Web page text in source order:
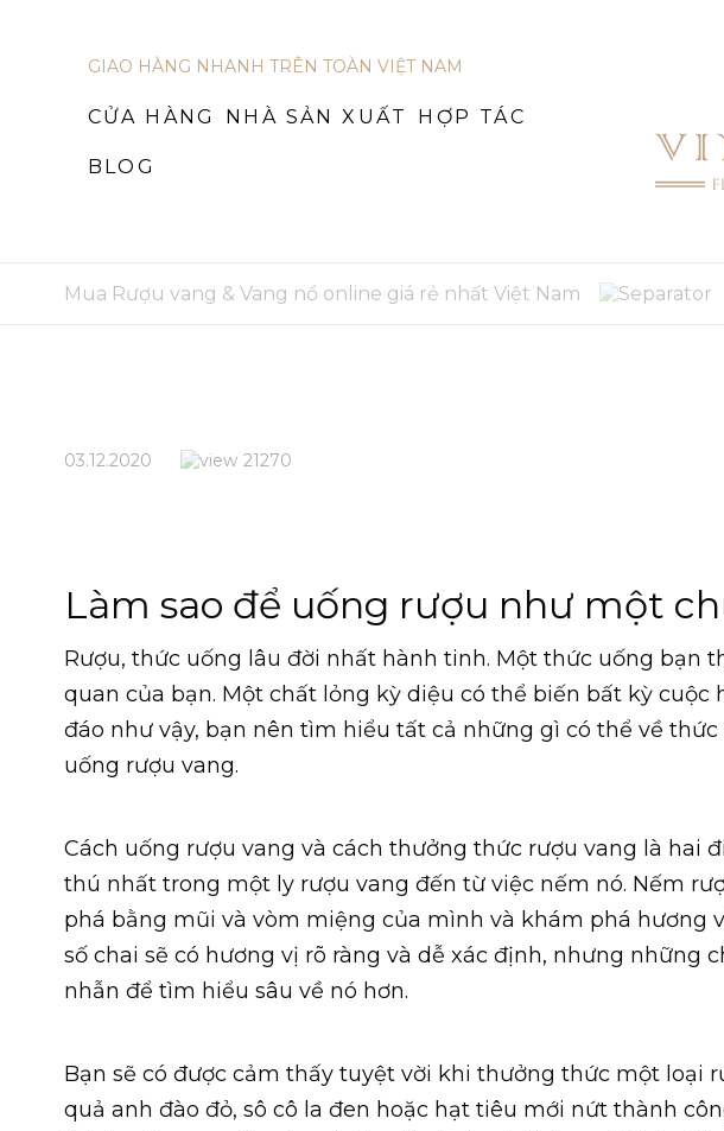
CỬA
HÀNG
NHÀ SẢN
XUẤT
HỢP
TÁC
BLOG
GIAO HÀNG NHANH TRÊN TOÀN VIỆT NAM
CỬA HÀNG NHÀ SẢN XUẤT HỢP TÁC
BLOG
Mua Rượu vang & Vang nổ online giá rẻ nhất Việt Nam
03.12.2020 21270
Làm sao để uống rượu như một
Rượu, thức uống lâu đời nhất hành tinh. Một thức uống bạn
quan của bạn. Một chất lỏng kỳ diệu có thể biến bất kỳ
đáo như vậy, bạn nên tìm hiểu tất cả những gì có thể về
uống rượu vang.
Cách uống rượu vang và cách thưởng thức rượu vang là hai
thú nhất trong một ly rượu vang đến từ việc nếm nó. Nếm
phá bằng mũi và vòm miệng của mình và khám phá hương
số chai sẽ có hương vị rõ ràng và dễ xác định, nhưng những
nhẫn để tìm hiểu sâu về nó hơn.
Bạn sẽ có được cảm thấy tuyệt vời khi thưởng thức một loại
quả anh đào đỏ, sô cô la đen hoặc hạt tiêu mới nứt thành